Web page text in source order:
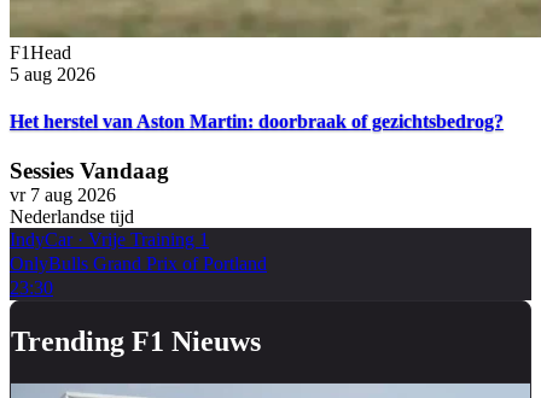
F1Head
5 aug 2026
Het herstel van Aston Martin: doorbraak of gezichtsbedrog?
Sessies Vandaag
vr 7 aug 2026
Nederlandse tijd
IndyCar· Vrije Training 1
OnlyBulls Grand Prix of Portland
23:30
Trending F1 Nieuws